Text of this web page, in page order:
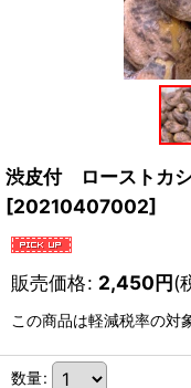
渋皮付 ローストカ
[20210407002]
販売価格: 2,450円(
この商品は軽減税率の対
数量: